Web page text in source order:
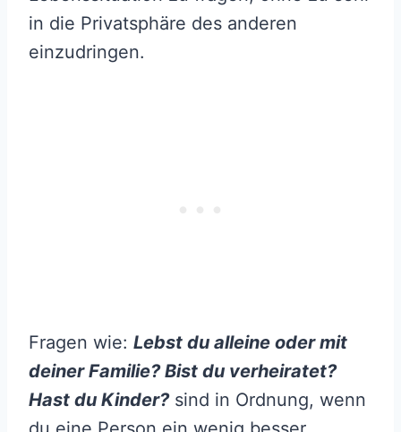
in die Privatsphäre des anderen
einzudringen.
Fragen wie: Lebst du alleine oder mit
deiner Familie? Bist du verheiratet?
Hast du Kinder?sind in Ordnung, wenn